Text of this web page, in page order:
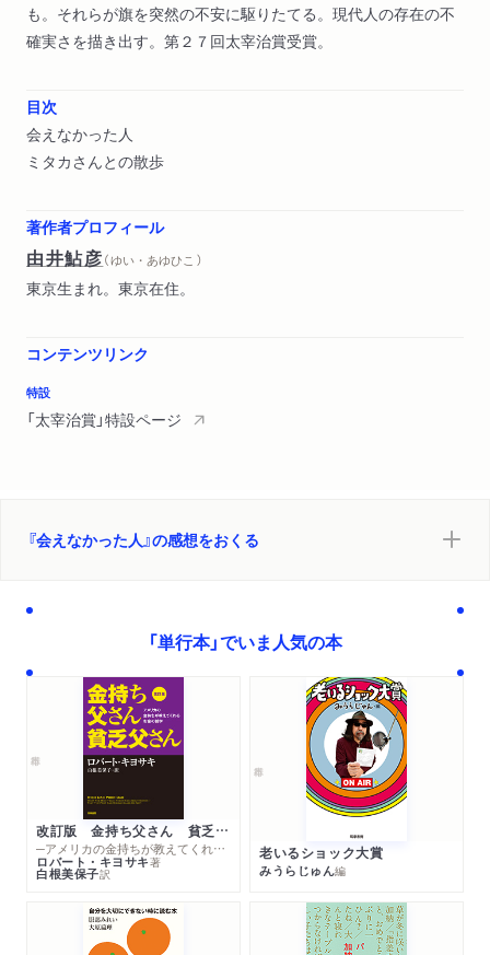
も。それらが旗を突然の不安に駆りたてる。現代人の存在の不
確実さを描き出す。第２７回太宰治賞受賞。
目次
会えなかった人
ミタカさんとの散歩
著作者プロフィール
由井鮎彦（ ゆい・あゆひこ ）
東京生まれ。東京在住。
コンテンツリンク
特設
「太宰治賞」特設ページ
『会えなかった人』の感想をおくる
「単行本」でいま人気の本
改訂版 金持ち父さん 貧乏父さん
─アメリカの金持ちが教えてくれるお金の哲学
ロバート・キヨサキ著
白根美保子訳
老いるショック大賞
みうらじゅん編